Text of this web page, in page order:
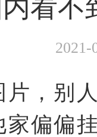
看不
2021-
，别
偏偏